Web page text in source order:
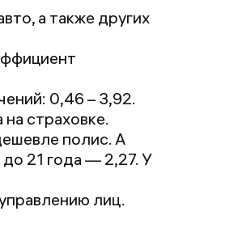
а также других
0,46 – 3,92.
страховке.
полис. А
21 года — 2,27. У
лиц.